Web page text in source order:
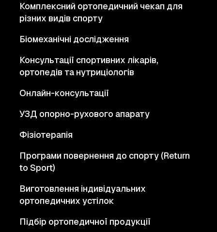
Комплексний ортопедичний чекап для
різних видів спорту
Біомеханічні дослідження
Консультації спортивних лікарів,
ортопедів та нутриціологів
Онлайн-консультації
УЗД опорно-рухового апарату
Фізіотерапія
Програми повернення до спорту (Return
to Sport)
Виготовлення індивідуальних
ортопедичних устілок
Підбір ортопедичної продукції